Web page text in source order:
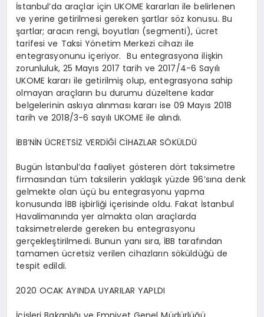
İstanbul’da araçlar için UKOME kararları ile belirlenen
ve yerine getirilmesi gereken şartlar söz konusu. Bu
şartlar; aracın rengi, boyutları (segmenti), ücret
tarifesi ve Taksi Yönetim Merkezi cihazı ile
entegrasyonunu içeriyor. Bu entegrasyona ilişkin
zorunluluk, 25 Mayıs 2017 tarih ve 2017/4-6 Sayılı
UKOME kararı ile getirilmiş olup, entegrasyona sahip
olmayan araçların bu durumu düzeltene kadar
belgelerinin askıya alınması kararı ise 09 Mayıs 2018
tarih ve 2018/3-6 sayılı UKOME ile alındı.
İBB’NİN ÜCRETSİZ VERDİĞİ CİHAZLAR SÖKÜLDÜ
Bugün İstanbul’da faaliyet gösteren dört taksimetre
firmasından tüm taksilerin yaklaşık yüzde 96’sına denk
gelmekte olan üçü bu entegrasyonu yapma
konusunda İBB işbirliği içerisinde oldu. Fakat İstanbul
Havalimanında yer almakta olan araçlarda
taksimetrelerde gereken bu entegrasyonu
gerçekleştirilmedi. Bunun yanı sıra, İBB tarafından
tamamen ücretsiz verilen cihazların söküldüğü de
tespit edildi.
2020 OCAK AYINDA UYARILAR YAPLDI